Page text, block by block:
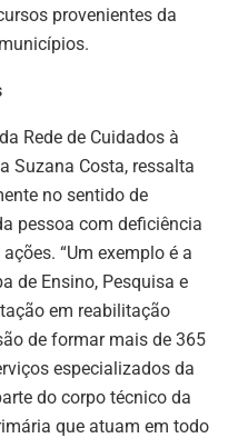
provenientes da
Rede de Cuidados à
Suzana Costa, ressalta
no sentido de
pessoa com deficiência
“Um exemplo é a
de Ensino, Pesquisa e
em reabilitação
de formar mais de 365
especializados da
do corpo técnico da
que atuam em todo